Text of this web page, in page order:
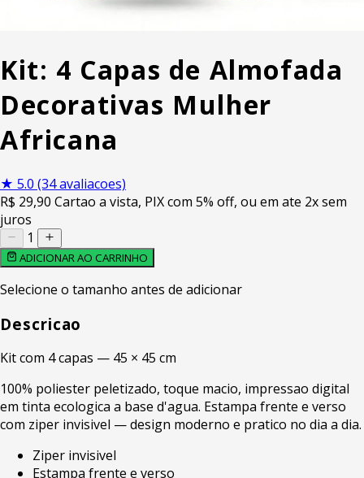
Kit: 4 Capas de Almofada
Decorativas Mulher
Africana
★ 5.0 (34 avaliacoes)
R$ 29,90 Cartao a vista, PIX com 5% off, ou em ate 2x sem
juros
1
ADICIONAR AO CARRINHO
Selecione o tamanho antes de adicionar
Descricao
Kit com 4 capas — 45 × 45 cm
100% poliester peletizado, toque macio, impressao digital
em tinta ecologica a base d'agua. Estampa frente e verso
com ziper invisivel — design moderno e pratico no dia a dia.
Ziper invisivel
Estampa frente e verso